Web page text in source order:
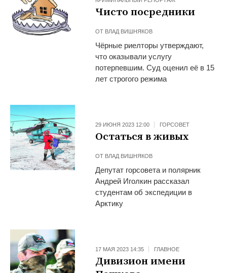
Чисто посредники
ОТ ВЛАД ВИШНЯКОВ
Чёрные риелторы утверждают,
что оказывали услугу
потерпевшим. Суд оценил её в 15
лет строгого режима
29 ИЮНЯ 2023 12:00 ГОРСОВЕТ
Остаться в живых
ОТ ВЛАД ВИШНЯКОВ
Депутат горсовета и полярник
Андрей Иголкин рассказал
студентам об экспедиции в
Арктику
17 МАЯ 2023 14:35 ГЛАВНОЕ
Дивизион имени